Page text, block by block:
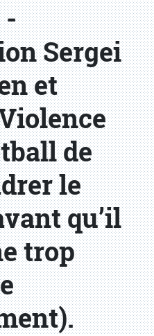
-
Sergei
et
de
le
qu’il
trop